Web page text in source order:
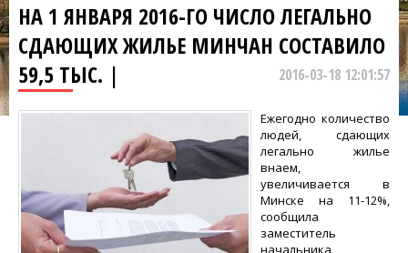
НА 1 ЯНВАРЯ 2016-ГО ЧИСЛО ЛЕГАЛЬНО
СДАЮЩИХ ЖИЛЬЕ МИНЧАН СОСТАВИЛО
59,5 ТЫС. |
2016-03-18 12:01:57
Ежегодно количество
людей, сдающих
легально жилье
внаем,
увеличивается в
Минске на 11-12%,
сообщила
заместитель
начальника